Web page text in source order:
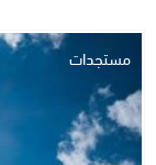
مستجدات